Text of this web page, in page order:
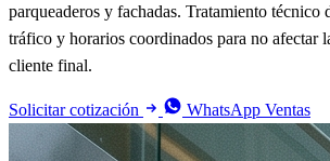
parqueaderos y fachadas. Tratamiento técnico
tráfico y horarios coordinados para no afectar
cliente final.
Solicitar cotización WhatsApp Ventas